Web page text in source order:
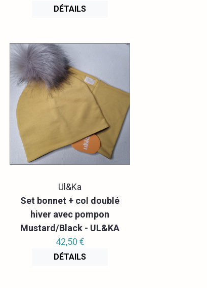
DÉTAILS
Ul&Ka
Set bonnet + col doublé
hiver avec pompon
Mustard/Black - UL&KA
42,50 €
DÉTAILS